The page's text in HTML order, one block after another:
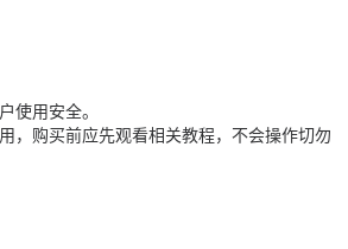
使用安全。
，购买前应先观看相关教程，不会操作切勿